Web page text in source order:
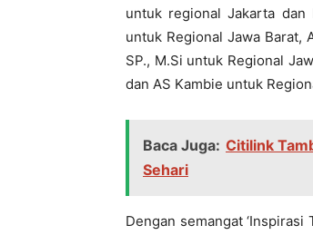
untuk regional Jakarta
untuk Regional Jawa Barat,
SP., M.Si untuk Regional
dan AS Kambie untuk
Baca Juga: Citilink
Sehari
Dengan semangat